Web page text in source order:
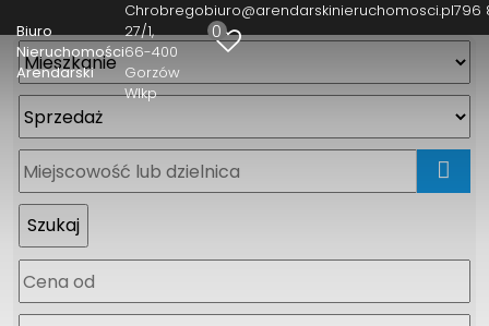
Biuro
Nieruchomości
Arendarski
Chrobrego
27/1
66-400
Gorzów
Wlkp
biuro@arendarskinieruchomosci.pl796
0